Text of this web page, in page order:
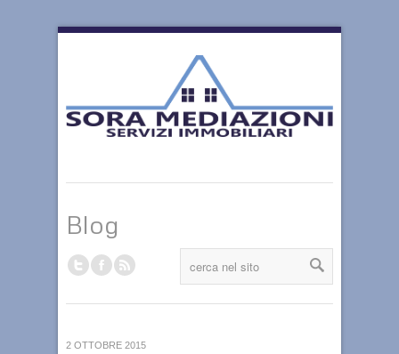
Blog
2 OTTOBRE 2015